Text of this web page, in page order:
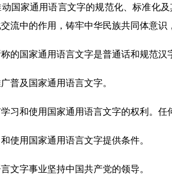
通用语言文字的规范化、标准化及
流中的作用，铸牢中华民族共同体意识
家通用语言文字是普通话和规范汉字
及国家通用语言文字。
使用国家通用语言文字的权利。任何
用国家通用语言文字提供条件。
字事业坚持中国共产党的领导。